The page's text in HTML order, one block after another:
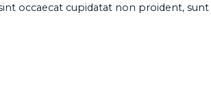
occaecat cupidatat non proident,